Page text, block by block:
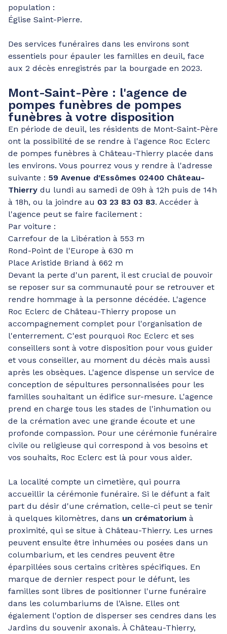
population :
Église Saint-Pierre.
Des services funéraires dans les environs sont
essentiels pour épauler les familles en deuil, face
aux 2 décès enregistrés par la bourgade en 2023.
Mont-Saint-Père : l'agence de
pompes funèbres de pompes
funèbres à votre disposition
En période de deuil, les résidents de Mont-Saint-Père
ont la possibilité de se rendre à l'agence Roc Eclerc
de pompes funèbres à Château-Thierry placée dans
les environs. Vous pourrez vous y rendre à l'adresse
suivante : 59 Avenue d'Essômes 02400 Château-
Thierry du lundi au samedi de 09h à 12h puis de 14h
à 18h, ou la joindre au 03 23 83 03 83. Accéder à
l'agence peut se faire facilement :
Par voiture :
Carrefour de la Libération à 553 m
Rond-Point de l'Europe à 630 m
Place Aristide Briand à 662 m
Devant la perte d'un parent, il est crucial de pouvoir
se reposer sur sa communauté pour se retrouver et
rendre hommage à la personne décédée. L'agence
Roc Eclerc de Château-Thierry propose un
accompagnement complet pour l'organisation de
l'enterrement. C'est pourquoi Roc Eclerc et ses
conseillers sont à votre disposition pour vous guider
et vous conseiller, au moment du décès mais aussi
après les obsèques. L'agence dispense un service de
conception de sépultures personnalisées pour les
familles souhaitant un édifice sur-mesure. L'agence
prend en charge tous les stades de l'inhumation ou
de la crémation avec une grande écoute et une
profonde compassion. Pour une cérémonie funéraire
civile ou religieuse qui correspond à vos besoins et
vos souhaits, Roc Eclerc est là pour vous aider.
La localité compte un cimetière, qui pourra
accueillir la cérémonie funéraire. Si le défunt a fait
part du désir d'une crémation, celle-ci peut se tenir
à quelques kilomètres, dans un crématorium à
proximité, qui se situe à Château-Thierry. Les urnes
peuvent ensuite être inhumées ou posées dans un
columbarium, et les cendres peuvent être
éparpillées sous certains critères spécifiques. En
marque de dernier respect pour le défunt, les
familles sont libres de positionner l'urne funéraire
dans les columbariums de l'Aisne. Elles ont
également l'option de disperser ses cendres dans les
Jardins du souvenir axonais. À Château-Thierry,